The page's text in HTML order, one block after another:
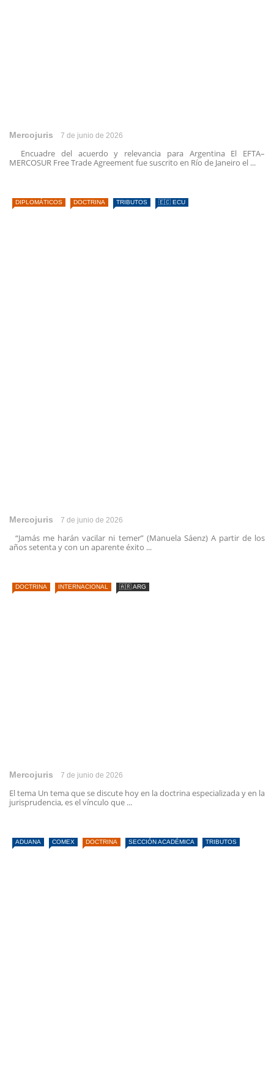
Mercojuris 7 de junio de 2026
Encuadre del acuerdo y relevancia para Argentina El EFTA–
MERCOSUR Free Trade Agreement fue suscrito en Río de Janeiro el ...
DIPLOMÁTICOS DOCTRINA TRIBUTOS 🇪🇨 ECU
Mercojuris 7 de junio de 2026
“Jamás me harán vacilar ni temer” (Manuela Sáenz) A partir de los
años setenta y con un aparente éxito ...
DOCTRINA INTERNACIONAL 🇦🇷 ARG
Mercojuris 7 de junio de 2026
El tema Un tema que se discute hoy en la doctrina especializada y en la
jurisprudencia, es el vínculo que ...
ADUANA COMEX DOCTRINA SECCIÓN ACADÉMICA TRIBUTOS